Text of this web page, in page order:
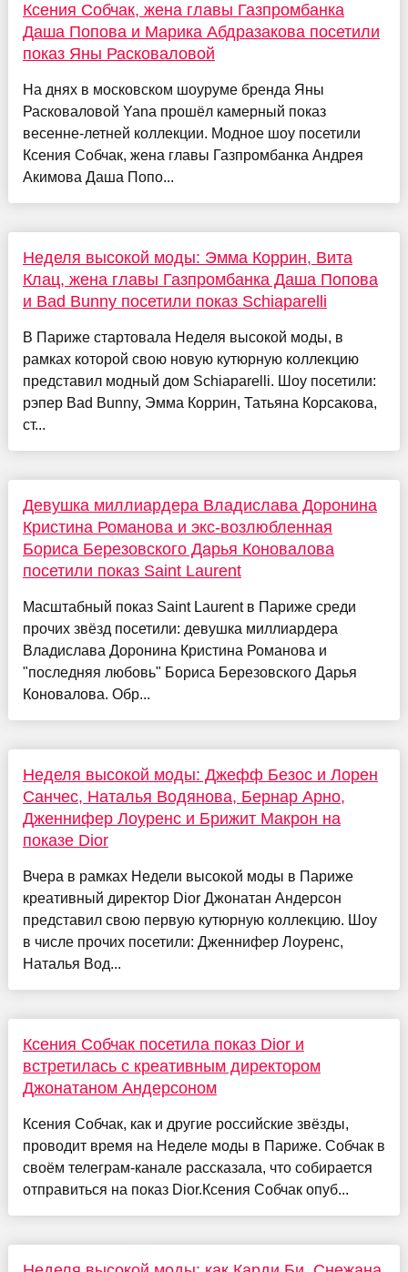
Ксения Собчак, жена главы Газпромбанка
Даша Попова и Марика Абдразакова посетили
показ Яны Расковаловой
На днях в московском шоуруме бренда Яны
Расковаловой Yana прошёл камерный показ
весенне-летней коллекции. Модное шоу посетили
Ксения Собчак, жена главы Газпромбанка Андрея
Акимова Даша Попо...
Неделя высокой моды: Эмма Коррин, Вита
Клац, жена главы Газпромбанка Даша Попова
и Bad Bunny посетили показ Schiaparelli
В Париже стартовала Неделя высокой моды, в
рамках которой свою новую кутюрную коллекцию
представил модный дом Schiaparelli. Шоу посетили:
рэпер Bad Bunny, Эмма Коррин, Татьяна Корсакова,
ст...
Девушка миллиардера Владислава Доронина
Кристина Романова и экс-возлюбленная
Бориса Березовского Дарья Коновалова
посетили показ Saint Laurent
Масштабный показ Saint Laurent в Париже среди
прочих звёзд посетили: девушка миллиардера
Владислава Доронина Кристина Романова и
"последняя любовь" Бориса Березовского Дарья
Коновалова. Обр...
Неделя высокой моды: Джефф Безос и Лорен
Санчес, Наталья Водянова, Бернар Арно,
Дженнифер Лоуренс и Брижит Макрон на
показе Dior
Вчера в рамках Недели высокой моды в Париже
креативный директор Dior Джонатан Андерсон
представил свою первую кутюрную коллекцию. Шоу
в числе прочих посетили: Дженнифер Лоуренс,
Наталья Вод...
Ксения Собчак посетила показ Dior и
встретилась с креативным директором
Джонатаном Андерсоном
Ксения Собчак, как и другие российские звёзды,
проводит время на Неделе моды в Париже. Собчак в
своём телеграм-канале рассказала, что собирается
отправиться на показ Dior.Ксения Собчак опуб...